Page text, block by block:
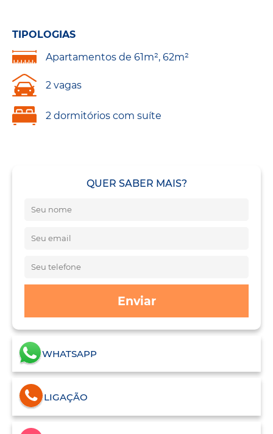
TIPOLOGIAS
Apartamentos de 61m², 62m²
2 vagas
2 dormitórios com suíte
QUER SABER MAIS?
Enviar
WHATSAPP
LIGAÇÃO